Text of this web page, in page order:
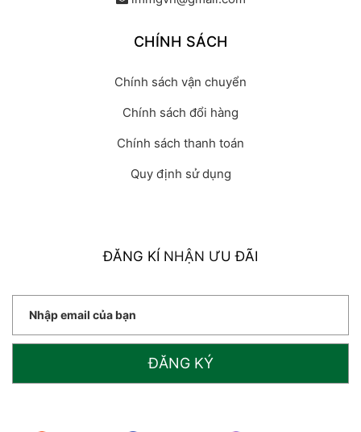
CHÍNH SÁCH
Chính sách vận chuyển
Chính sách đổi hàng
Chính sách thanh toán
Quy định sử dụng
ĐĂNG KÍ NHẬN ƯU ĐÃI
ĐĂNG KÝ